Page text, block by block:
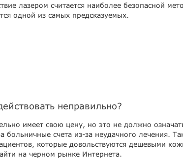
лазером считается наиболее безопасной
одной из самых предсказуемых.
неправильно?
имеет свою цену, но это не должно
больничные счета из-за неудачного лечения.
которые довольствуются дешевыми
на черном рынке Интернета.